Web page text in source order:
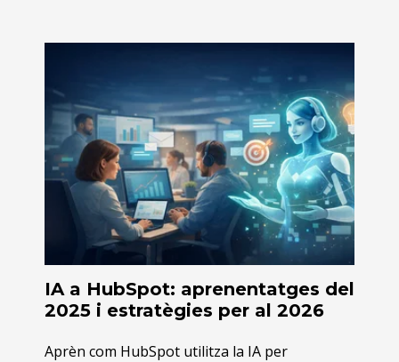
IA a HubSpot: aprenentatges del
2025 i estratègies per al 2026
Aprèn com HubSpot utilitza la IA per